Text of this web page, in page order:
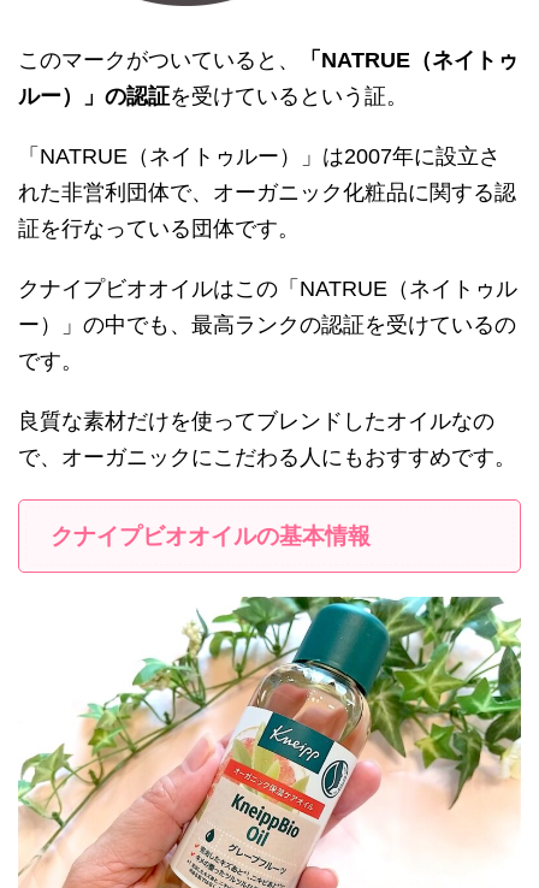
このマークがついていると、
「NATRUE（ネイトゥ
ルー）」の認証を受けているという証。
「NATRUE（ネイトゥルー）」は2007年に設立さ
れた非営利団体で、オーガニック化粧品に関する認
証を行なっている団体です。
クナイプビオオイルはこの「NATRUE（ネイトゥル
ー）」の中でも、最高ランクの認証を受けているの
です。
良質な素材だけを使ってブレンドしたオイルなの
で、オーガニックにこだわる人にもおすすめです。
クナイプビオオイルの基本情報